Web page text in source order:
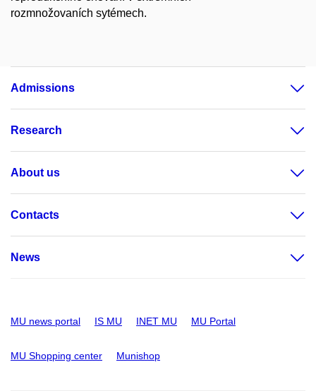
rozmnožovaních sytémech.
Admissions
Research
About us
Contacts
News
MU news portal IS MU INET MU MU Portal
MU Shopping center Munishop